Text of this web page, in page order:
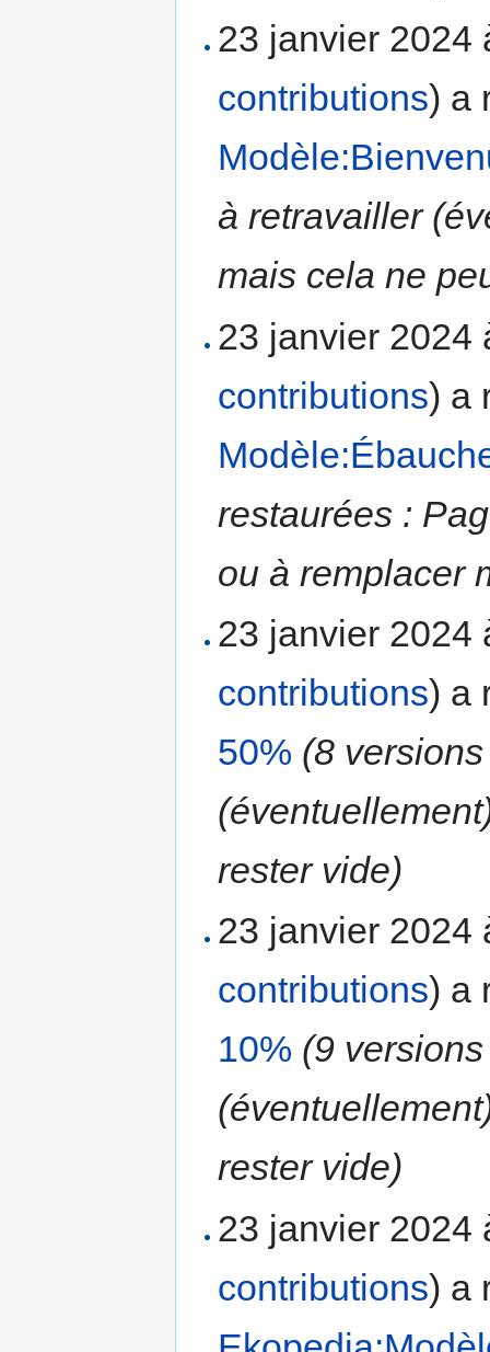
23 janvier 2024
contributions) a
à retravailler
mais cela ne
23 janvier 2024
contributions) a
restaurées :
ou à remplacer
23 janvier 2024
contributions) a
50% (8
rester vide)
23 janvier 2024
contributions) a
10% (9
rester vide)
23 janvier 2024
contributions) a